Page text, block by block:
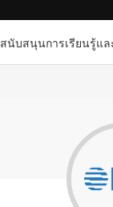
สนับสนุนการเรียนรู้แล